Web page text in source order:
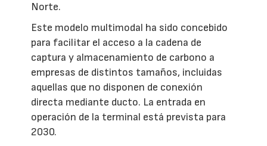
Norte.
Este modelo multimodal ha sido concebido
para facilitar el acceso a la cadena de
captura y almacenamiento de carbono a
empresas de distintos tamaños, incluidas
aquellas que no disponen de conexión
directa mediante ducto. La entrada en
operación de la terminal está prevista para
2030.